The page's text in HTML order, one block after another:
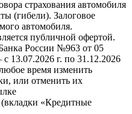
страхования автомобиля
(гибели). Залоговое
автомобиля.
публичной офертой.
России №963 от 05
13.07.2026 г. по 31.12.2026
время изменить
или отменить их
(вкладки «Кредитные